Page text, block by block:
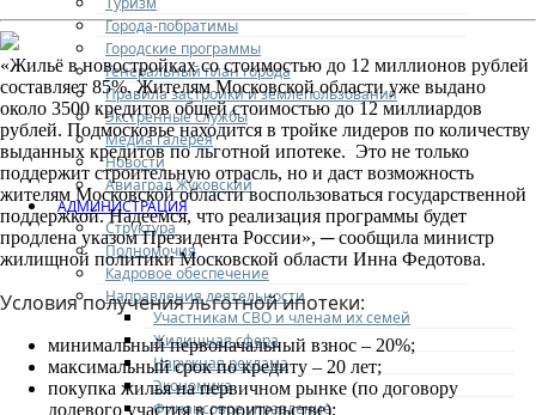
Города-побратимы
Городские программы
Генеральный план города
Правила застройки и землепользования
Экстренные службы
Медиа галерея
Новости
Авиаград Жуковский
АДМИНИСТРАЦИЯ
Структура
Полномочия
Кадровое обеспечение
Направления деятельности
Участникам СВО и членам их семей
Жилищная сфера
Наружная реклама
Экономика
Финансовое управление
«Жильё в новостройках со стоимостью до 12 миллионов рублей
составляет 85%. Жителям Московской области уже выдано
около 3500 кредитов общей стоимостью до 12 миллиардов
рублей. Подмосковье находится в тройке лидеров по количеству
выданных кредитов по льготной ипотеке. Это не только
поддержит строительную отрасль, но и даст возможность
жителям Московской области воспользоваться государственной
поддержкой. Надеемся, что реализация программы будет
продлена указом Президента России», ─ сообщила министр
жилищной политики Московской области Инна Федотова.
Условия получения льготной ипотеки:
минимальный первоначальный взнос – 20%;
максимальный срок по кредиту – 20 лет;
покупка жилья на первичном рынке (по договору
долевого участия в строительстве);